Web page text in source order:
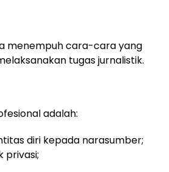
menempuh cara-cara yang
tugas jurnalistik.
adalah:
diri kepada narasumber;
privasi;